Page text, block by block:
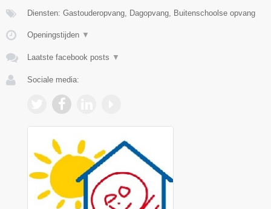
Diensten: Gastouderopvang, Dagopvang, Buitenschoolse opvang
Openingstijden ▼
Laatste facebook posts ▼
Sociale media: